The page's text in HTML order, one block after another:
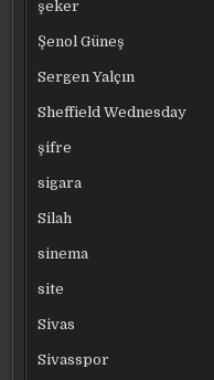
şeker
Şenol Güneş
Sergen Yalçın
Sheffield Wednesday
şifre
sigara
Silah
sinema
site
Sivas
Sivasspor